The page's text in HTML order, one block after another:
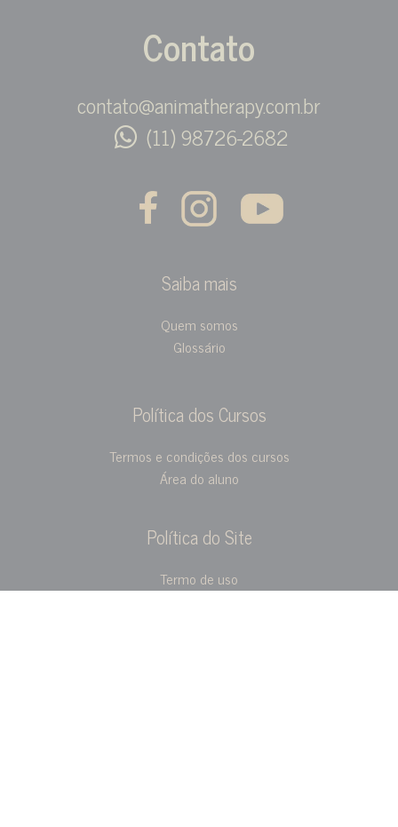
Contato
contato@animatherapy.com.br
(11) 98726-2682
Saiba mais
Quem somos
Glossário
Política dos Cursos
Termos e condições dos cursos
Área do aluno
Política do Site
Termo de uso